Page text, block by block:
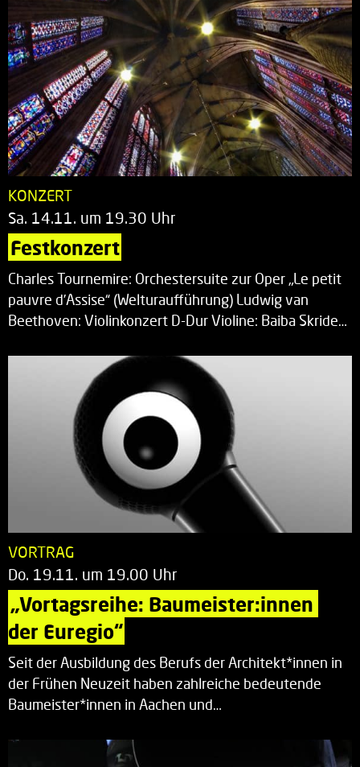
KONZERT
Sa. 14.11. um 19.30 Uhr
Festkonzert
Charles Tournemire: Orchestersuite zur Oper „Le petit
pauvre d’Assise“ (Welturaufführung) Ludwig van
Beethoven: Violinkonzert D-Dur Violine: Baiba Skride…
VORTRAG
Do. 19.11. um 19.00 Uhr
„Vortagsreihe: Baumeister:innen
der Euregio“
Seit der Ausbildung des Berufs der Architekt*innen in
der Frühen Neuzeit haben zahlreiche bedeutende
Baumeister*innen in Aachen und…